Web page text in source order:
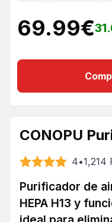
69.99€
CONOPU
4•1,214
Purificador de
HEPA H13 y